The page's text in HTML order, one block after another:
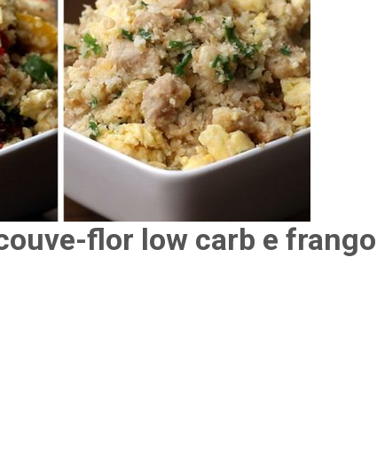
flor low carb e frango